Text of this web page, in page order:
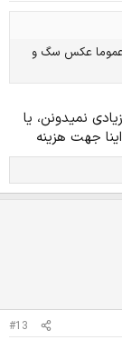
عموما عکس سگ و
نمیدونن، یا
جهت هزینه
#13